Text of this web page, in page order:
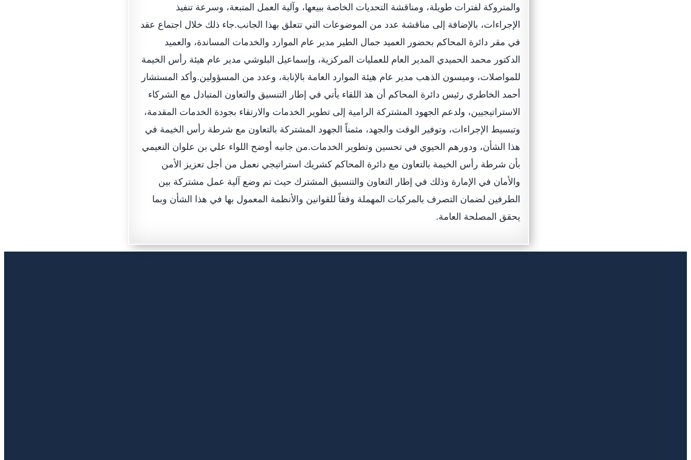
والمتروكة لفترات طويلة، ومناقشة التحديات الخاصة ببيعها، وآلية العمل المتبعة، وسرعة تنفيذ
الإجراءات، بالإضافة إلى مناقشة عدد من الموضوعات التي تتعلق بهذا الجانب.جاء ذلك خلال اجتماع عقد
في مقر دائرة المحاكم بحضور العميد جمال الطير مدير عام الموارد والخدمات المساندة، والعميد
الدكتور محمد الحميدي المدير العام للعمليات المركزية، وإسماعيل البلوشي مدير عام هيئة رأس الخيمة
للمواصلات، وميسون الذهب مدير عام هيئة الموارد العامة بالإنابة، وعدد من المسؤولين.وأكد المستشار
أحمد الخاطري رئيس دائرة المحاكم أن هذ اللقاء يأتي في إطار التنسيق والتعاون المتبادل مع الشركاء
الاستراتيجيين، ولدعم الجهود المشتركة الرامية إلى تطوير الخدمات والارتقاء بجودة الخدمات المقدمة،
وتبسيط الإجراءات، وتوفير الوقت والجهد، مثمناً الجهود المشتركة بالتعاون مع شرطة رأس الخيمة في
هذا الشأن، ودورهم الحيوي في تحسين وتطوير الخدمات.من جانبه أوضح اللواء علي بن علوان النعيمي
بأن شرطة رأس الخيمة بالتعاون مع دائرة المحاكم كشريك استراتيجي نعمل من أجل تعزيز الأمن
والأمان في الإمارة وذلك في إطار التعاون والتنسيق المشترك حيث تم وضع آلية عمل مشتركة بين
الطرفين لضمان التصرف بالمركبات المهملة وفقاً للقوانين والأنظمة المعمول بها في هذا الشأن وبما
يحقق المصلحة العامة.